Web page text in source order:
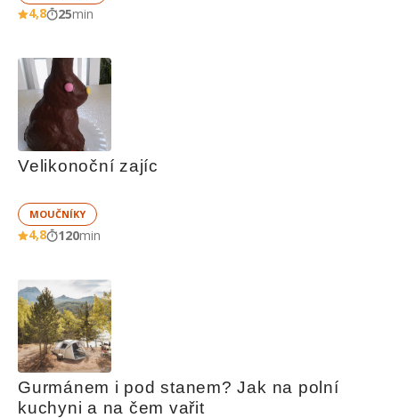
4,8 25min
Velikonoční zajíc
MOUČNÍKY
4,8 120min
Gurmánem i pod stanem? Jak na polní
kuchyni a na čem vařit